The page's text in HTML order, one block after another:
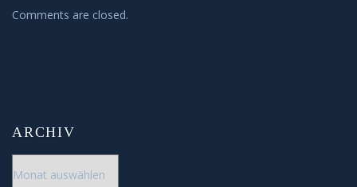
Comments are closed.
ARCHIV